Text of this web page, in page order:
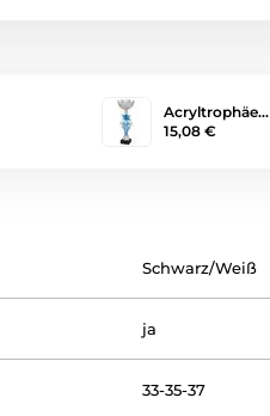
Acryltrophäe…
15,08 €
Schwarz/Weiß
ja
33-35-37